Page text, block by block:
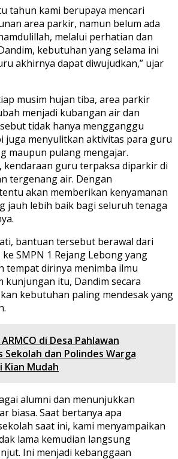
tahun kami berupaya mencari
area parkir, namun belum ada
melalui perhatian dan
kebutuhan yang selama ini
akhirnya dapat diwujudkan,” ujar
musim hujan tiba, area parkir
menjadi kubangan air dan
tidak hanya mengganggu
juga menyulitkan aktivitas para guru
maupun pulang mengajar.
kendaraan guru terpaksa diparkir di
tergenang air. Dengan
akan memberikan kenyamanan
jauh lebih baik bagi seluruh tenaga
bantuan tersebut berawal dari
SMPN 1 Rejang Lebong yang
tempat dirinya menimba ilmu
kunjungan itu, Dandim secara
kebutuhan paling mendesak yang
di Desa Pahlawan
Sekolah dan Polindes Warga
Kian Mudah
alumni dan menunjukkan
biasa. Saat bertanya apa
saat ini, kami menyampaikan
lama kemudian langsung
Ini menjadi kebanggaan